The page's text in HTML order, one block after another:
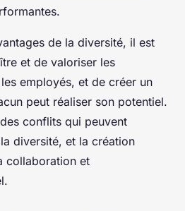
de la diversité, il est
et de valoriser les
employés, et de créer un
peut réaliser son potentiel.
conflits qui peuvent
diversité, et la création
collaboration et